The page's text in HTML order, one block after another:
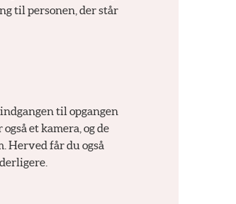
til personen, der står
til opgangen
et kamera, og de
får du også